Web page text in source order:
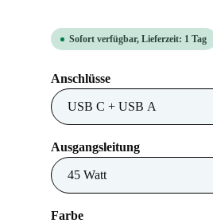
Sofort verfügbar, Lieferzeit: 1 Tag
Anschlüsseauswählen
Ausgangsleitungauswählen
Farbeauswählen